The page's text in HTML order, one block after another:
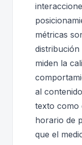
métricas
miden la
al
texto como
horario de
que el